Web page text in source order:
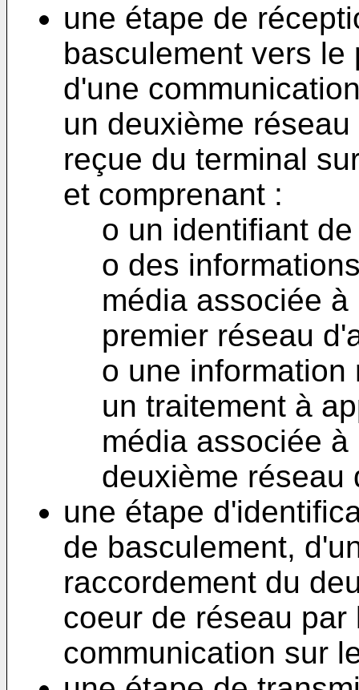
une étape de
basculement vers le
d'une
un deuxième
reçue du terminal
et comprenant :
o un identifiant
o des
média associée
premier réseau
o une information
un traitement à
média associée
deuxième réseau
une étape
de basculement,
raccordement du
coeur de réseau
communication sur